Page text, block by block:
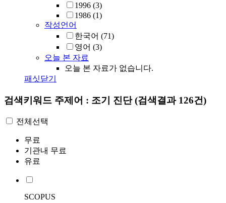
1996 (3)
1986 (1)
작성언어
한국어 (71)
영어 (3)
오늘 본 자료
오늘 본 자료가 없습니다.
패싯닫기
검색키워드 주제어 : 조기 진단(검색결과 126건)
전체선택
무료
기관내 무료
유료
SCOPUS